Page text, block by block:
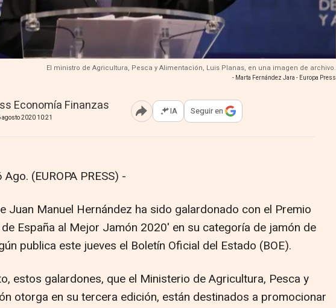
El ministro de Agricultura, Pesca y Alimentación, Luis Planas, en una imagen de archivo.
- Marta Fernández Jara - Europa Press
Economía Finanzas
2020 10:21 Abrir opciones para compartir
IA Seguir en
Ago. (EUROPA PRESS) -
Juan Manuel Hernández ha sido galardonado con el Premio
España al Mejor Jamón 2020' en su categoría de jamón de
publica este jueves el Boletín Oficial del Estado (BOE).
estos galardones, que el Ministerio de Agricultura, Pesca y
otorga en su tercera edición, están destinados a promocionar